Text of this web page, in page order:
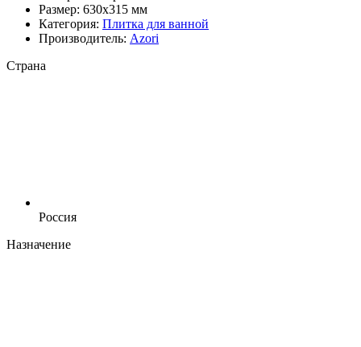
Размер: 630x315 мм
Категория: Плитка для ванной
Производитель: Azori
Страна
Россия
Назначение